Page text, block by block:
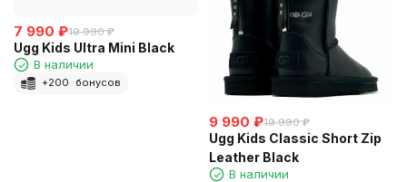
7 990 ₽19 990 ₽
Ugg Kids Ultra Mini Black
В наличии
+200 бонусов
9 990 ₽19 990 ₽
Ugg Kids Classic Short Zip
Leather Black
В наличии